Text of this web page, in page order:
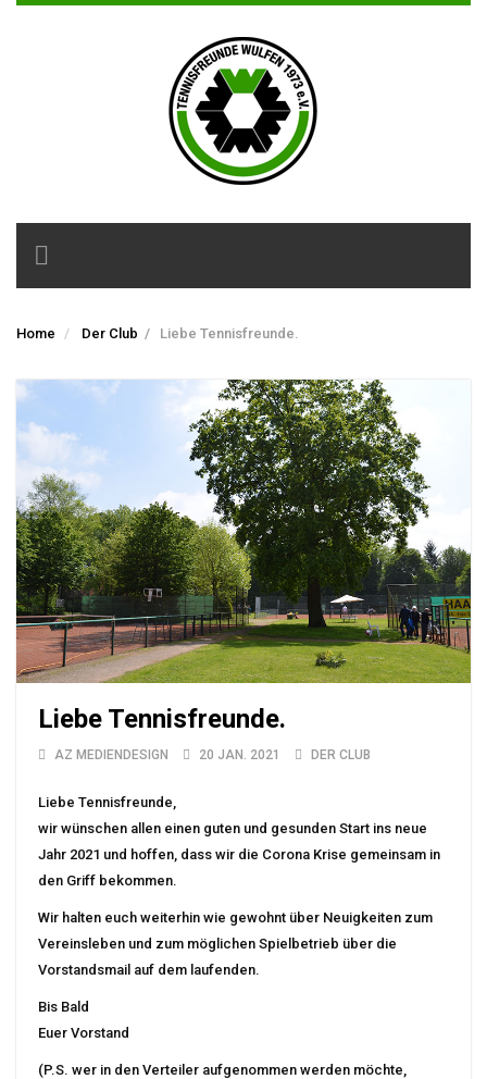
Toggle
navigation
Home Der Club / Liebe Tennisfreunde.
Liebe Tennisfreunde.
AZ MEDIENDESIGN 20 JAN. 2021 DER CLUB
Liebe Tennisfreunde,
wir wünschen allen einen guten und gesunden Start ins neue
Jahr 2021 und hoffen, dass wir die Corona Krise gemeinsam in
den Griff bekommen.
Wir halten euch weiterhin wie gewohnt über Neuigkeiten zum
Vereinsleben und zum möglichen Spielbetrieb über die
Vorstandsmail auf dem laufenden.
Bis Bald
Euer Vorstand
(P.S. wer in den Verteiler aufgenommen werden möchte,